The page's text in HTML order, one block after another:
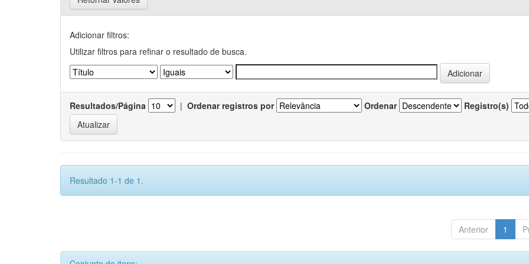
Adicionar filtros:
Utilizar filtros para refinar o resultado de busca.
Resultados/Página | Ordenar registros por Ordenar Registro(s)
Resultado 1-1 de 1.
Anterior 1